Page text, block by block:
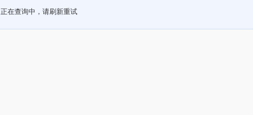
正在查询中，请刷新重试